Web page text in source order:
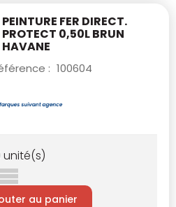
PEINTURE FER DIRECT.
PROTECT 0,50L BRUN
HAVANE
: 100604
unité(s)
au panier